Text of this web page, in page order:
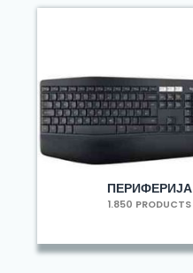
ПЕРИФЕРИЈА
1.850 PRODUCTS